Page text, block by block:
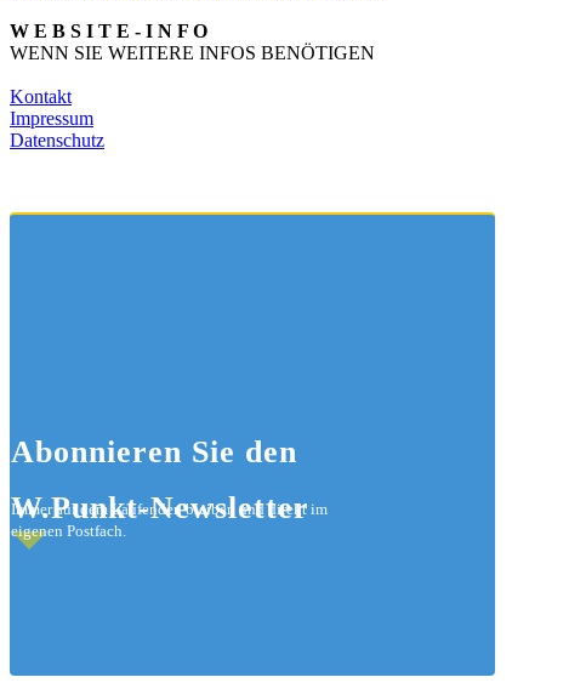
W E B S I T E - I N F O
WENN SIE WEITERE INFOS BENÖTIGEN
Kontakt
Impressum
Datenschutz
Abonnieren Sie den
W.Punkt-Newsletter
Immer auf dem Laufenden bleiben und direkt im
eigenen Postfach.